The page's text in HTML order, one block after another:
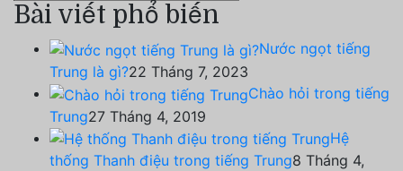
Bài viết phổ biến
Nước ngọt tiếng
Trung là gì?22 Tháng 7, 2023
Chào hỏi trong tiếng
Trung27 Tháng 4, 2019
Hệ
thống Thanh điệu trong tiếng Trung8 Tháng 4,